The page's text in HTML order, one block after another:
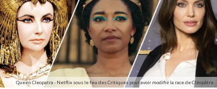
Queen Cleopatra - Netflix sous le feu des Critiques pour avoir modifié la race de Cléopâtre